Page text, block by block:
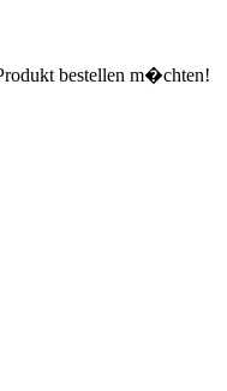
bestellen m�chten!